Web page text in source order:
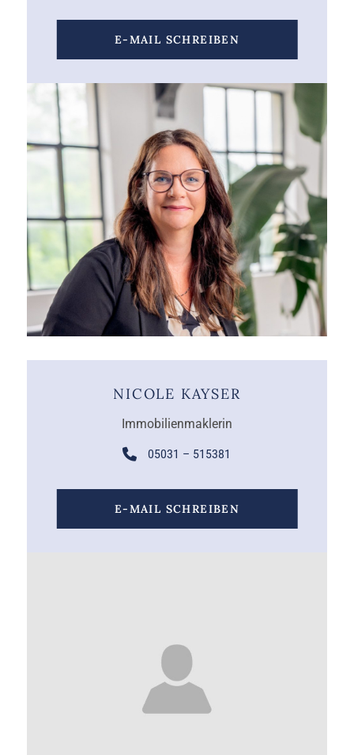
E-MAIL SCHREIBEN
NICOLE KAYSER
Immobilienmaklerin
E-MAIL SCHREIBEN
05031 – 515381